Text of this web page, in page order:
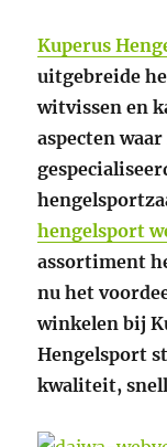
Kuperus
uitgebreide
witvissen en
aspecten
hengelsport
assortiment
nu het
winkelen bij
Hengelsport
kwaliteit,